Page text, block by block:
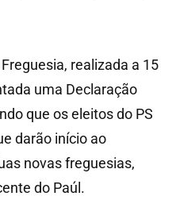
realizada a 15
uma Declaração
que os eleitos do PS
darão início ao
novas freguesias,
do Paúl.